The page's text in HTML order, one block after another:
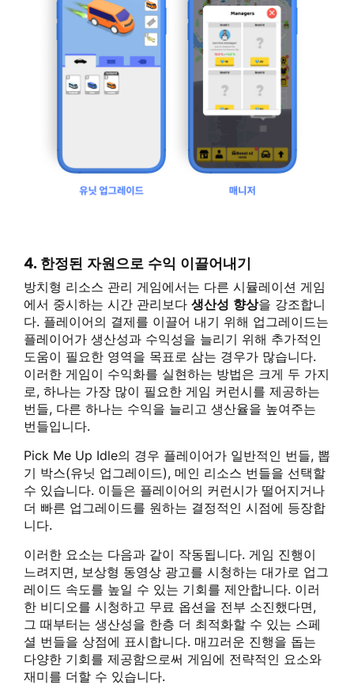
4. 한정된 자원으로 수익 이끌어내기
방치형 리소스 관리 게임에서는 다른 시뮬레이션 게임
에서 중시하는 시간 관리보다 생산성 향상을 강조합니
다. 플레이어의 결제를 이끌어 내기 위해 업그레이드는
플레이어가 생산성과 수익성을 늘리기 위해 추가적인
도움이 필요한 영역을 목표로 삼는 경우가 많습니다.
이러한 게임이 수익화를 실현하는 방법은 크게 두 가지
로, 하나는 가장 많이 필요한 게임 커런시를 제공하는
번들, 다른 하나는 수익을 늘리고 생산율을 높여주는
번들입니다.
Pick Me Up Idle의 경우 플레이어가 일반적인 번들, 뽑
기 박스(유닛 업그레이드), 메인 리소스 번들을 선택할
수 있습니다. 이들은 플레이어의 커런시가 떨어지거나
더 빠른 업그레이드를 원하는 결정적인 시점에 등장합
니다.
이러한 요소는 다음과 같이 작동됩니다. 게임 진행이
느려지면, 보상형 동영상 광고를 시청하는 대가로 업그
레이드 속도를 높일 수 있는 기회를 제안합니다. 이러
한 비디오를 시청하고 무료 옵션을 전부 소진했다면,
그 때부터는 생산성을 한층 더 최적화할 수 있는 스페
셜 번들을 상점에 표시합니다. 매끄러운 진행을 돕는
다양한 기회를 제공함으로써 게임에 전략적인 요소와
재미를 더할 수 있습니다.